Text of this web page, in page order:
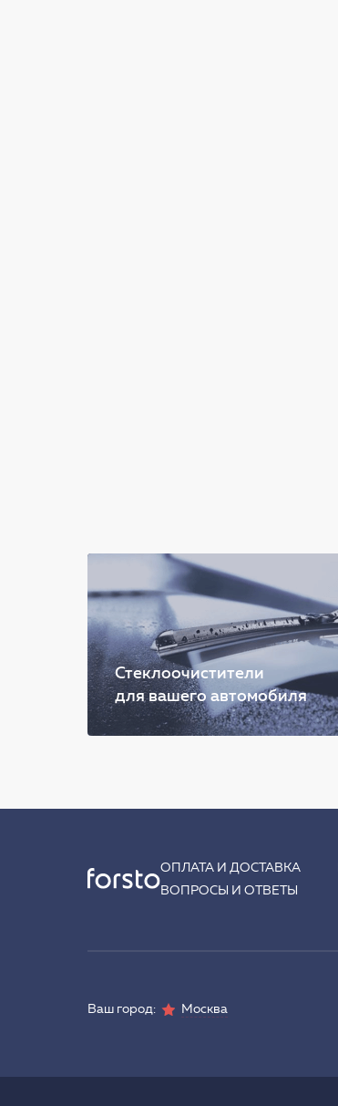
Стеклоочистители
для вашего автомобиля
ОПЛАТА И ДОСТАВКА
ВОПРОСЫ И ОТВЕТЫ
Ваш город: Москва